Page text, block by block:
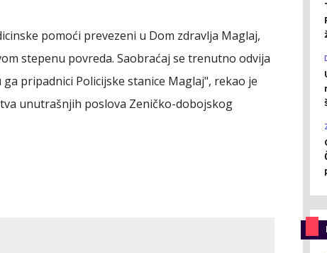
pomoći prevezeni u Dom zdravlja Maglaj,
stepenu povreda. Saobraćaj se trenutno odvija
pripadnici Policijske stanice Maglaj", rekao je
unutrašnjih poslova Zeničko-dobojskog